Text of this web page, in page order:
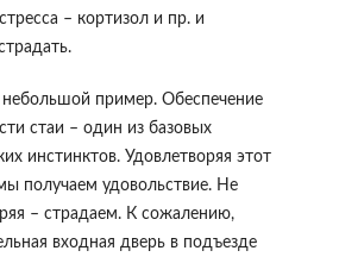
– кортизол и пр. и
небольшой пример. Обеспечение
стаи – один из базовых
инстинктов. Удовлетворяя этот
получаем удовольствие. Не
– страдаем. К сожалению,
входная дверь в подъезде